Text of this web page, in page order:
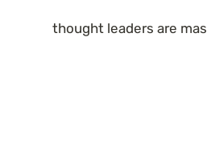
thought leaders are